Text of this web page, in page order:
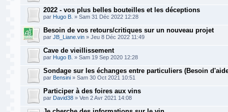
2022 - vos plus belles bouteilles et les déceptions
par Hugo B. » Sam 31 Déc 2022 12:28
Besoin de vos retours/critiques sur un nouveau projet
par JB_Liane.vin » Jeu 8 Déc 2022 11:49
Cave de vieillissement
par Hugo B. » Sam 19 Sep 2020 12:28
Sondage sur les échanges entre particuliers (Besoin
par Bensini » Sam 30 Oct 2021 10:51
Participer à des foires aux vins
par David38 » Ven 2 Avr 2021 14:08